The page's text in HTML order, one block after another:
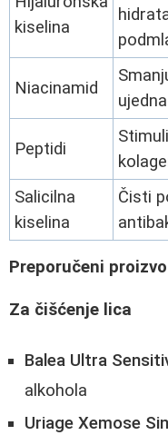
kiselina
Niacinamid
Peptidi
Salicilna
kiselina
Čisti
Preporučeni
Za čišćenje lica
Balea Ultra
alkohola
Uriage Xemose